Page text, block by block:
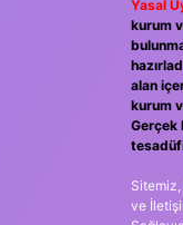
Yasal
kurum
alan
kurum
Gerçek
ve